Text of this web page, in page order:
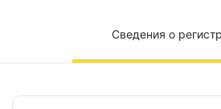
Сведения о